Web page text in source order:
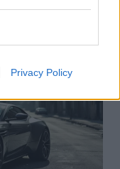
Privacy Policy